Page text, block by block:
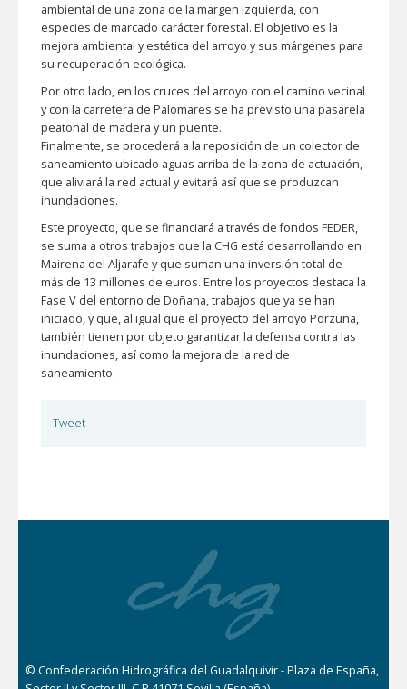
ambiental de una zona de la margen izquierda, con
especies de marcado carácter forestal. El objetivo es la
mejora ambiental y estética del arroyo y sus márgenes para
su recuperación ecológica.
Por otro lado, en los cruces del arroyo con el camino vecinal
y con la carretera de Palomares se ha previsto una pasarela
peatonal de madera y un puente.
Finalmente, se procederá a la reposición de un colector de
saneamiento ubicado aguas arriba de la zona de actuación,
que aliviará la red actual y evitará así que se produzcan
inundaciones.
Este proyecto, que se financiará a través de fondos FEDER,
se suma a otros trabajos que la CHG está desarrollando en
Mairena del Aljarafe y que suman una inversión total de
más de 13 millones de euros. Entre los proyectos destaca la
Fase V del entorno de Doñana, trabajos que ya se han
iniciado, y que, al igual que el proyecto del arroyo Porzuna,
también tienen por objeto garantizar la defensa contra las
inundaciones, así como la mejora de la red de
saneamiento.
Tweet
© Confederación Hidrográfica del Guadalquivir - Plaza de España,